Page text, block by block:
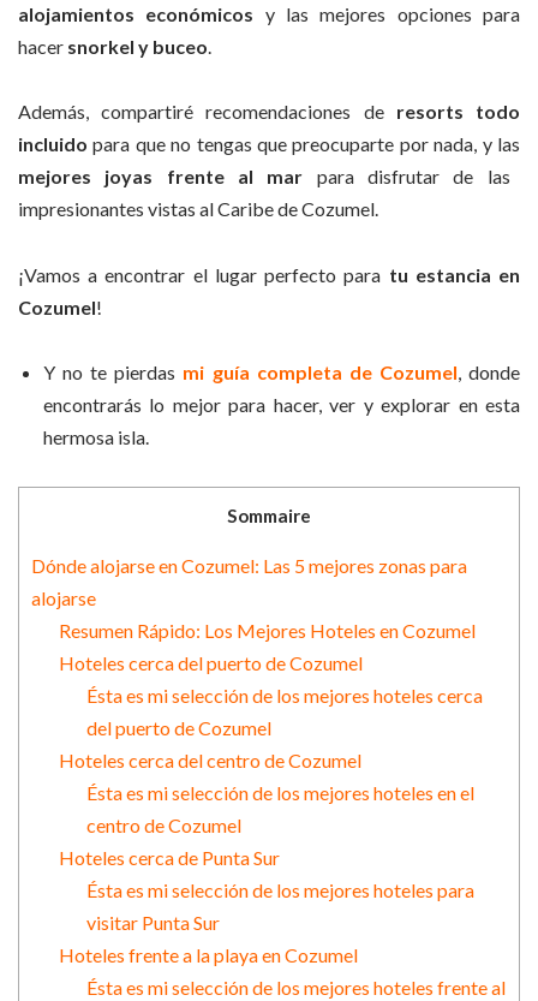
alojamientos económicos y las mejores opciones para
hacer snorkel y buceo.
Además, compartiré recomendaciones deresorts todo
incluido para que no tengas que preocuparte por nada, y las
mejores joyas frente al mar para disfrutar de las
impresionantes vistas al Caribe de Cozumel.
¡Vamos a encontrar el lugar perfecto para tu estancia en
Cozumel!
Y no te pierdas mi guía completa de Cozumel, donde
encontrarás lo mejor para hacer, ver y explorar en esta
hermosa isla.
Sommaire
Dónde alojarse en Cozumel: Las 5 mejores zonas para
alojarse
Resumen Rápido: Los Mejores Hoteles en Cozumel
Hoteles cerca del puerto de Cozumel
Ésta es mi selección de los mejores hoteles cerca
del puerto de Cozumel
Hoteles cerca del centro de Cozumel
Ésta es mi selección de los mejores hoteles en el
centro de Cozumel
Hoteles cerca de Punta Sur
Ésta es mi selección de los mejores hoteles para
visitar Punta Sur
Hoteles frente a la playa en Cozumel
Ésta es mi selección de los mejores hoteles frente al